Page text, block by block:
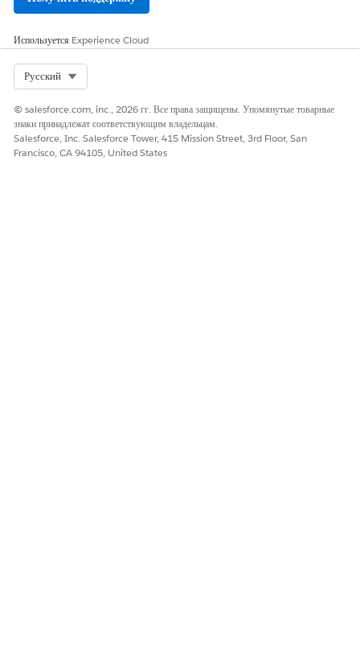
Используется Experience Cloud
Русский
© salesforce.com, inc., 2026 гг. Все права защищены. Упомянутые товарные
знаки принадлежат соответствующим владельцам.
Salesforce, Inc. Salesforce Tower, 415 Mission Street, 3rd Floor, San
Francisco, CA 94105, United States